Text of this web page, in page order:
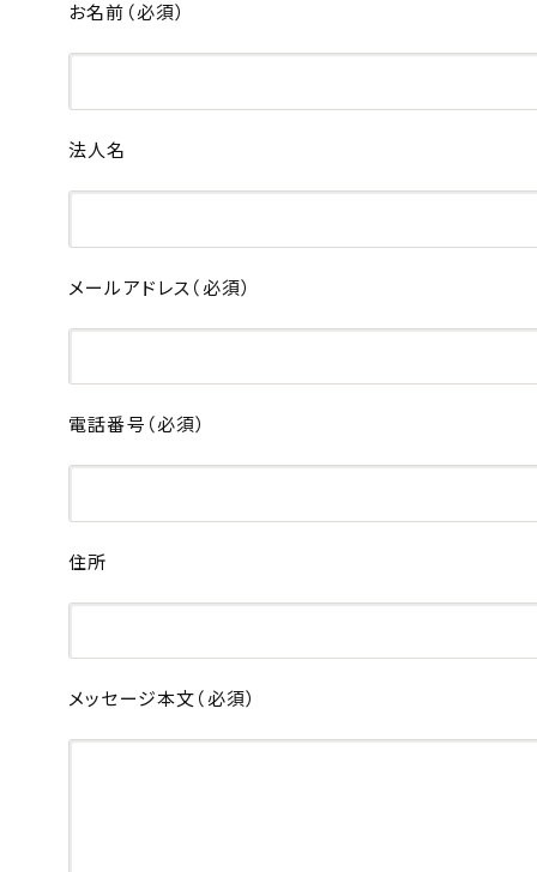
お名前 （必須）
法人名
メールアドレス （必須）
電話番号 （必須）
住所
メッセージ本文 （必須）